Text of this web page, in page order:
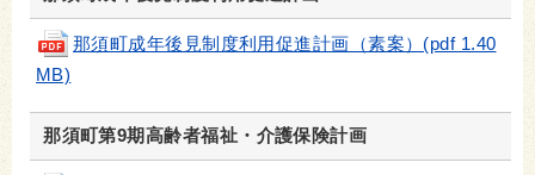
那須町成年後見制度利用促進計画（素案）(pdf 1.40
MB)
那須町第9期高齢者福祉・介護保険計画